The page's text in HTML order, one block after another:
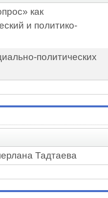
как
и политико-
политических
Тадтаева